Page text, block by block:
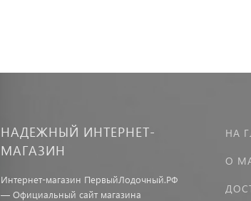
НАДЕЖНЫЙ ИНТЕРНЕТ-
МАГАЗИН
Интернет-магазин ПервыйЛодочный.РФ
— Официальный сайт магазина
НА
О